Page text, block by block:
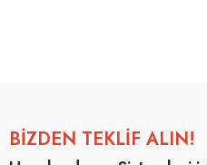
BİZDEN TEKLİF ALIN!